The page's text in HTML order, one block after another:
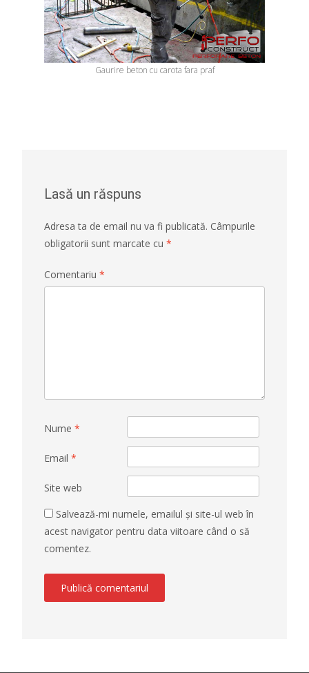
Gaurire beton cu carota fara praf
Lasă un răspuns
Adresa ta de email nu va fi publicată. Câmpurile
obligatorii sunt marcate cu *
Comentariu *
Nume *
Email *
Site web
Salvează-mi numele, emailul și site-ul web în
acest navigator pentru data viitoare când o să
comentez.